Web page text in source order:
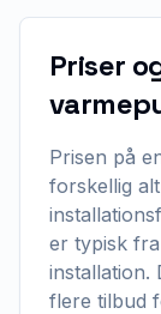
Priser
Prisen på
forskellig
er typisk
installation.
flere tilbud